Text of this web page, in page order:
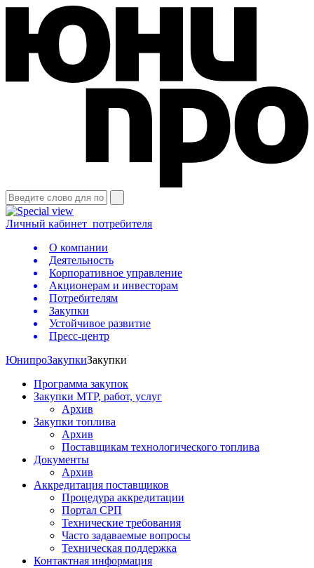
Личный кабинет потребителя
О компании
Деятельность
Корпоративное управление
Акционерам и инвесторам
Потребителям
Закупки
Устойчивое развитие
Пресс-центр
ЮнипроЗакупкиЗакупки
Программа закупок
Закупки МТР, работ, услуг
Архив
Закупки топлива
Архив
Поставщикам технологического топлива
Документы
Архив
Аккредитация поставщиков
Процедура аккредитации
Портал СРП
Технические требования
Часто задаваемые вопросы
Техническая поддержка
Контактная информация